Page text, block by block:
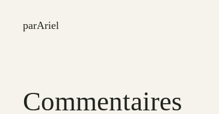
parAriel
Commentaires